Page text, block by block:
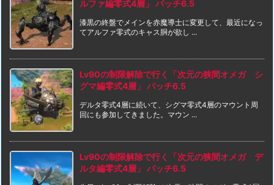
ルファ編零式4層」 パッチ6.5
漆黒の終盤でメインを赤魔導士に変更して、最近になっ
てアルファ零式のキャス胴が欲し ...
Lv90の制限解除で行く「次元の狭間オメガ シ
グマ編零式4層」 パッチ6.5
デルタ零式4層に続いて、シグマ零式4層のマウント周
回にも参加してきました。マウン ...
Lv90の制限解除で行く「次元の狭間オメガ デ
ルタ編零式4層」 パッチ6.5